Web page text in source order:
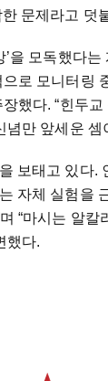
문제라고 덧
’을 모독했다
로 모니터링
했다. “힌두
념만 앞세운 셈
보태고 있다.
자체 실험을
“마시는 알
했다.